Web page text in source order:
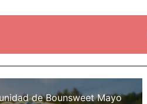
de Bounsweet Mayo